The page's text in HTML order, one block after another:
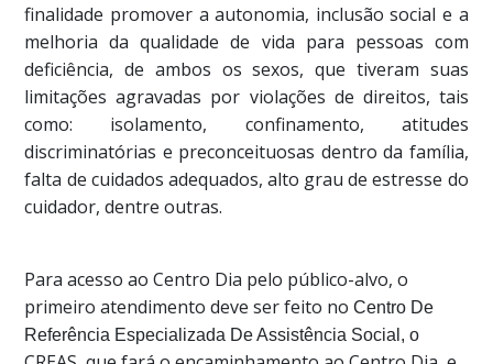
finalidade promover a autonomia, inclusão social e a
melhoria da qualidade de vida para pessoas com
deficiência, de ambos os sexos, que tiveram suas
limitações agravadas por violações de direitos, tais
como: isolamento, confinamento, atitudes
discriminatórias e preconceituosas dentro da família,
falta de cuidados adequados, alto grau de estresse do
cuidador, dentre outras.
Para acesso ao Centro Dia pelo público-alvo, o
primeiro atendimento deve ser feito noCentro De
Referência Especializada De Assistência Social, o